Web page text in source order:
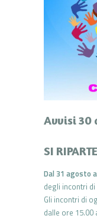
Avvisi 30
SI
Dal 31 agosto
degli incontri di
Gli incontri di
dalle ore 15.00